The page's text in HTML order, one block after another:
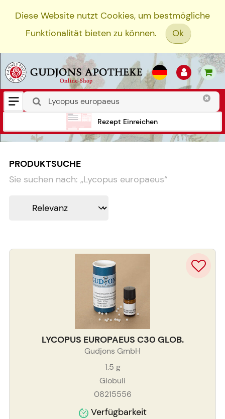
Diese Website nutzt Cookies, um bestmögliche
Funktionalität bieten zu können.
Ok
Rezept Einreichen
PRODUKTSUCHE
Sie suchen nach: „Lycopus europaeus“
LYCOPUS EUROPAEUS C30 GLOB.
Gudjons GmbH
1.5 g
Globuli
08215556
Verfügbarkeit